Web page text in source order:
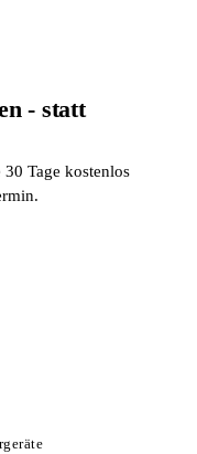
- statt
Tage kostenlos